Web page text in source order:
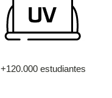
+120.000 estudiantes